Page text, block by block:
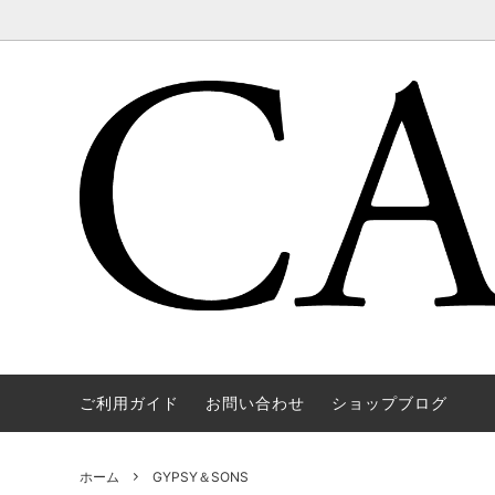
WAREHOUSE & CO. OOE
OUTER TOPS
ご利用ガイド お問い合わせ ショップブログ
ホーム
GYPSY＆SONS